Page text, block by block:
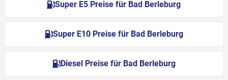
Super E5 Preise für Bad Berleburg
Super E10 Preise für Bad Berleburg
Diesel Preise für Bad Berleburg